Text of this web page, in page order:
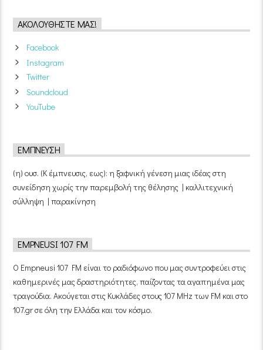
ΑΚΟΛΟΥΘΉΣΤΕ ΜΑΣ!
Facebook
Instagram
Twitter
Soundcloud
YouTube
ΈΜΠΝΕΥΣΗ
(η) ουσ. (Κ έμπνευσις, εως): η ξαφνική γένεση μιας ιδέας στη
συνείδηση χωρίς την παρεμβολή της θέλησης | καλλιτεχνική
σύλληψη | παρακίνηση
EMPNEUSI 107 FM
Ο Empneusi 107 FM είναι το ραδιόφωνο που μας συντροφεύει στις
καθημερινές μας δραστηριότητες, παίζοντας τα αγαπημένα μας
τραγούδια. Ακούγεται στις Κυκλάδες στους 107 MHz των FM και στο
107.gr σε όλη την Ελλάδα και τον κόσμο.